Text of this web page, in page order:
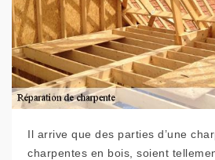
Il arrive que des parties d’une
charpentes en bois, soient